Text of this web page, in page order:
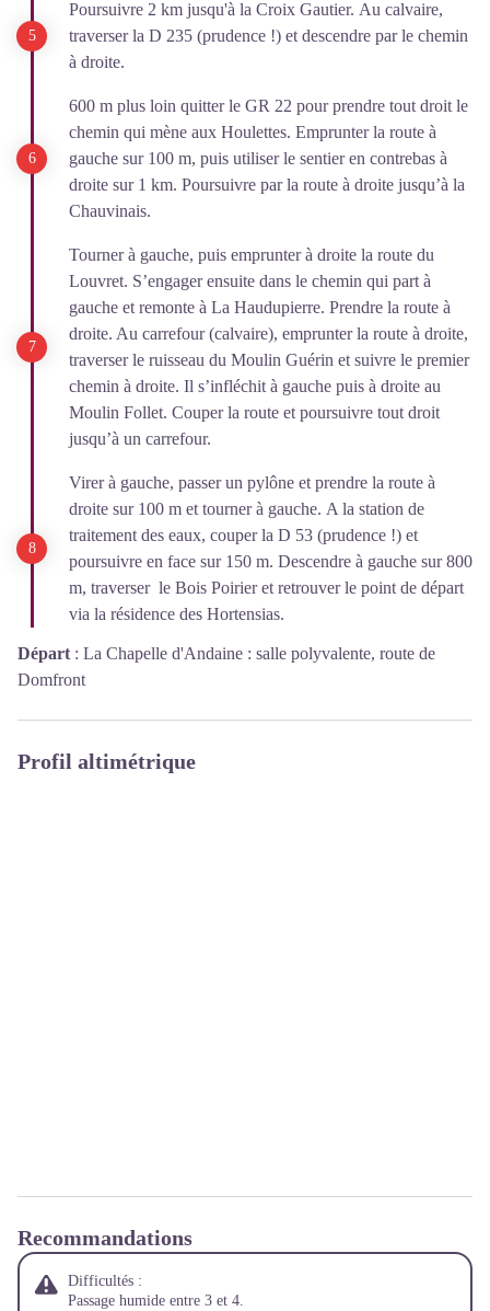
Poursuivre 2 km jusqu'à la Croix Gautier. Au calvaire,
traverser la D 235 (prudence !) et descendre par le chemin
à droite.
600 m plus loin quitter le GR 22 pour prendre tout droit le
chemin qui mène aux Houlettes. Emprunter la route à
gauche sur 100 m, puis utiliser le sentier en contrebas à
droite sur 1 km. Poursuivre par la route à droite jusqu’à la
Chauvinais.
Tourner à gauche, puis emprunter à droite la route du
Louvret. S’engager ensuite dans le chemin qui part à
gauche et remonte à La Haudupierre. Prendre la route à
droite. Au carrefour (calvaire), emprunter la route à droite,
traverser le ruisseau du Moulin Guérin et suivre le premier
chemin à droite. Il s’infléchit à gauche puis à droite au
Moulin Follet. Couper la route et poursuivre tout droit
jusqu’à un carrefour.
Virer à gauche, passer un pylône et prendre la route à
droite sur 100 m et tourner à gauche. A la station de
traitement des eaux, couper la D 53 (prudence !) et
poursuivre en face sur 150 m. Descendre à gauche sur 800
m, traverser le Bois Poirier et retrouver le point de départ
via la résidence des Hortensias.
Départ : La Chapelle d'Andaine : salle polyvalente, route de
Domfront
Profil altimétrique
Recommandations
Difficultés :
Passage humide entre 3 et 4.